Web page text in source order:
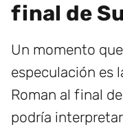
final de
Un momento
especulación es
Roman al final
podría